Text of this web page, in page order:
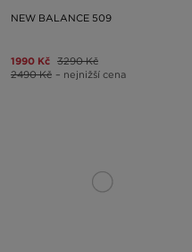
NEW BALANCE 509
1990 Kč 3290 Kč
2490 Kč – nejnižší cena